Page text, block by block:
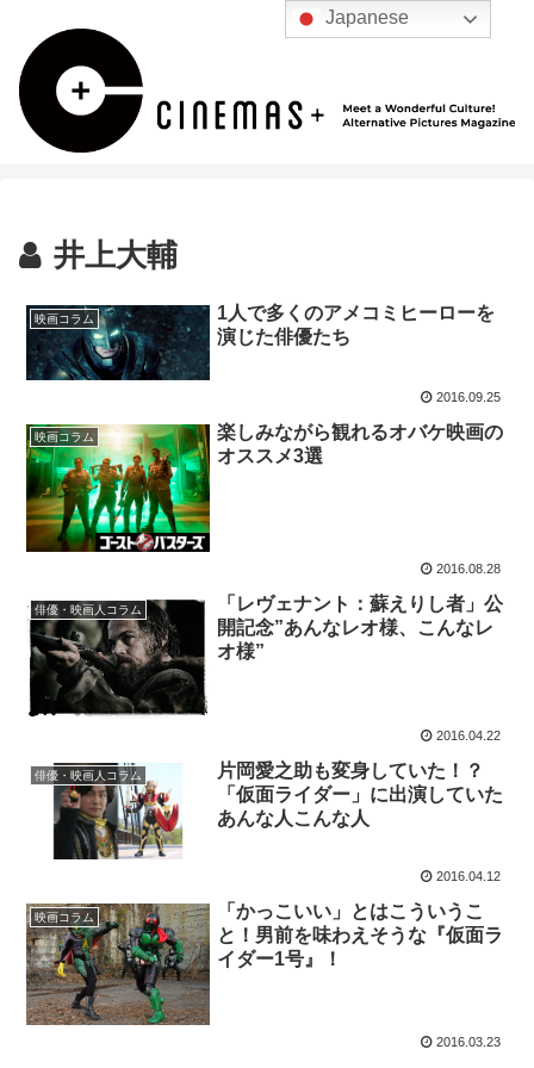
井上大輔
映画コラム
1人で多くのアメコミヒーローを
演じた俳優たち
2016.09.25
映画コラム
楽しみながら観れるオバケ映画の
オススメ3選
2016.08.28
俳優・映画人コラム
「レヴェナント：蘇えりし者」公
開記念”あんなレオ様、こんなレ
オ様”
2016.04.22
俳優・映画人コラム
片岡愛之助も変身していた！？
「仮面ライダー」に出演していた
あんな人こんな人
2016.04.12
映画コラム
「かっこいい」とはこういうこ
と！男前を味わえそうな『仮面ラ
イダー1号』！
2016.03.23
Japanese